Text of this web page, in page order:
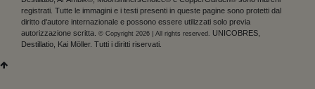
registrati. Tutte le immagini e i testi presenti in queste pagine sono protetti dal
diritto d'autore internazionale e possono essere utilizzati solo previa
autorizzazione scritta. © Copyright 2026 | All rights reserved. UNICOBRES,
Destillatio, Kai Möller. Tutti i diritti riservati.